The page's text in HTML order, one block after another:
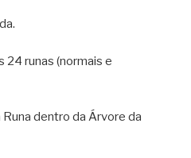
24 runas (normais e
dentro da Árvore da